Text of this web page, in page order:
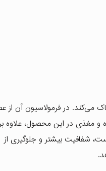
می‌کند. در فرمولاسیون آن از
مغذی در این محصول، علاوه بر
شفافیت بیشتر و جلوگیری از